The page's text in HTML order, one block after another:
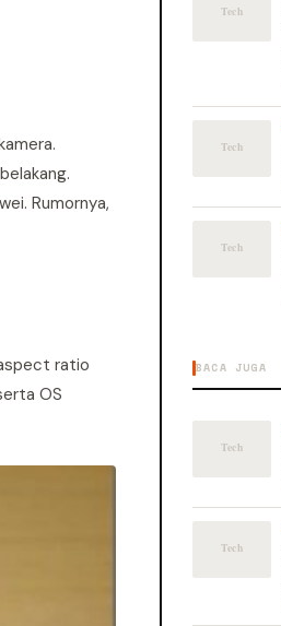
Rumornya,
ratio
OS
BACA JUGA